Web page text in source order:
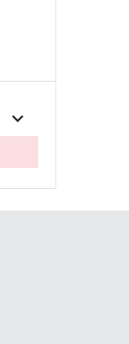
keyboard_arrow_down